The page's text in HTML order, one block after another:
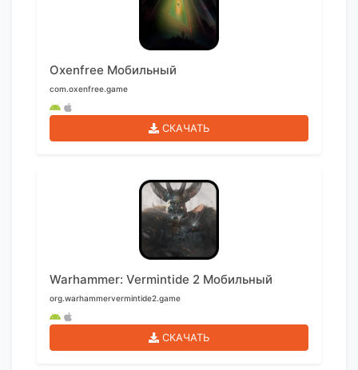
Oxenfree Мобильный
com.oxenfree.game
СКАЧАТЬ
Warhammer: Vermintide 2 Мобильный
org.warhammervermintide2.game
СКАЧАТЬ